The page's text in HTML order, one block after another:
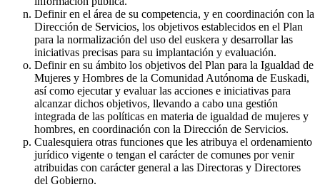
Definir en el área de su competencia, y en coordinación con la
Dirección de Servicios, los objetivos establecidos en el Plan
para la normalización del uso del euskera y desarrollar las
iniciativas precisas para su implantación y evaluación.
Definir en su ámbito los objetivos del Plan para la Igualdad de
Mujeres y Hombres de la Comunidad Autónoma de Euskadi,
así como ejecutar y evaluar las acciones e iniciativas para
alcanzar dichos objetivos, llevando a cabo una gestión
integrada de las políticas en materia de igualdad de mujeres y
hombres, en coordinación con la Dirección de Servicios.
Cualesquiera otras funciones que les atribuya el ordenamiento
jurídico vigente o tengan el carácter de comunes por venir
atribuidas con carácter general a las Directoras y Directores
del Gobierno.